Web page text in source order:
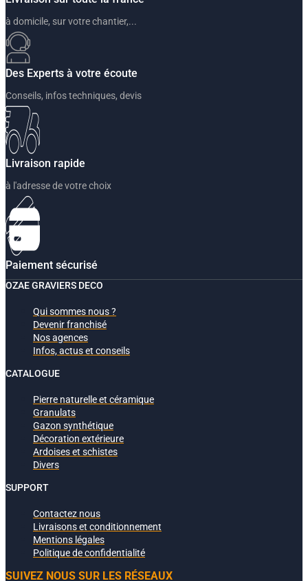
à domicile, sur votre chantier,...
Des Experts à votre écoute
Conseils, infos techniques, devis
Livraison rapide
à l'adresse de votre choix
Paiement sécurisé
OZAE GRAVIERS DECO
Qui sommes nous ?
Devenir franchisé
Nos agences
Infos, actus et conseils
CATALOGUE
Pierre naturelle et céramique
Granulats
Gazon synthétique
Décoration extérieure
Ardoises et schistes
Divers
SUPPORT
Contactez nous
Livraisons et conditionnement
Mentions légales
Politique de confidentialité
SUIVEZ NOUS SUR LES RÉSEAUX